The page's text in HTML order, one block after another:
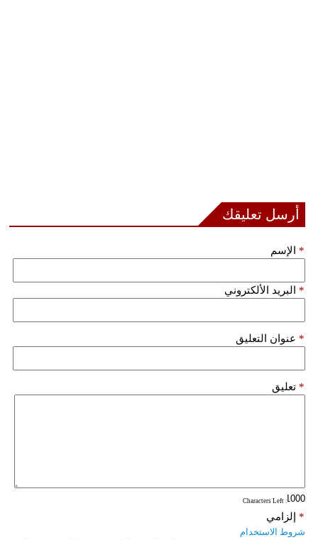
مدوَّنات
أبراج
سيارات
أرسل تعليقك
الإسم *
البريد الألكتروني *
عنوان التعليق *
تعليق *
: Characters Left
إلزامي *
شروط الاستخدام